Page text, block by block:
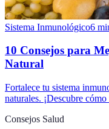
Sistema Inmunológico6
10 Consejos para
Natural
Fortalece tu sistema
naturales. ¡Descubre
Consejos Salud